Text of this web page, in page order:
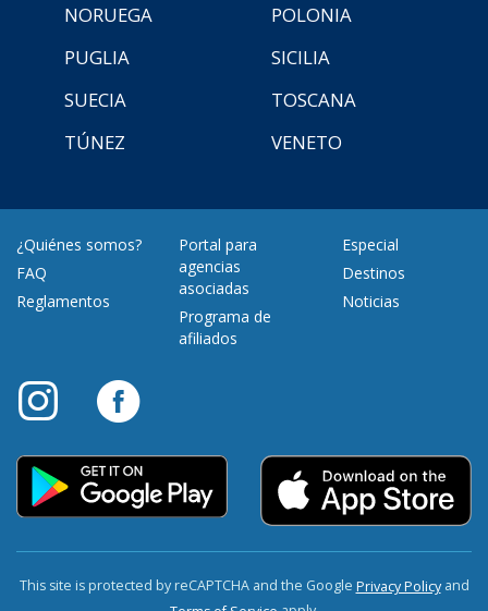
NORUEGA
POLONIA
PUGLIA
SICILIA
SUECIA
TOSCANA
TÚNEZ
VENETO
¿Quiénes somos?
FAQ
Reglamentos
Portal para
agencias
asociadas
Programa de
afiliados
Especial
Destinos
Noticias
This site is protected by reCAPTCHA and the Google Privacy Policyand